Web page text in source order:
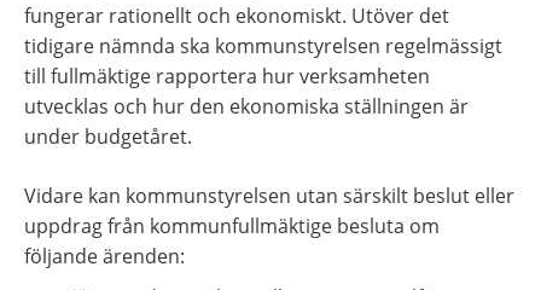
fungerar rationellt och ekonomiskt. Utöver det
tidigare nämnda ska kommunstyrelsen regelmässigt
till fullmäktige rapportera hur verksamheten
utvecklas och hur den ekonomiska ställningen är
under budgetåret.
Vidare kan kommunstyrelsen utan särskilt beslut eller
uppdrag från kommunfullmäktige besluta om
följande ärenden: